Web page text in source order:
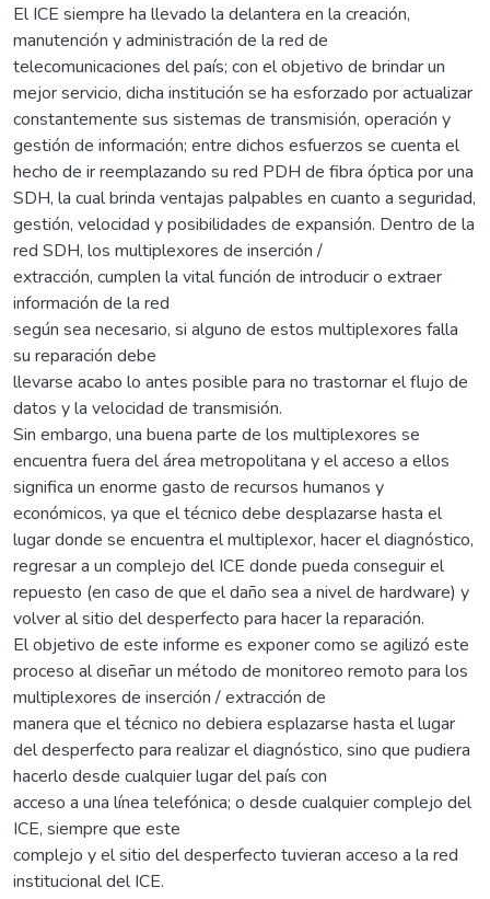
El ICE siempre ha llevado la delantera en la creación,
manutención y administración de la red de
telecomunicaciones del país; con el objetivo de brindar un
mejor servicio, dicha institución se ha esforzado por actualizar
constantemente sus sistemas de transmisión, operación y
gestión de información; entre dichos esfuerzos se cuenta el
hecho de ir reemplazando su red PDH de fibra óptica por una
SDH, la cual brinda ventajas palpables en cuanto a seguridad,
gestión, velocidad y posibilidades de expansión. Dentro de la
red SDH, los multiplexores de inserción /
extracción, cumplen la vital función de introducir o extraer
información de la red
según sea necesario, si alguno de estos multiplexores falla
su reparación debe
llevarse acabo lo antes posible para no trastornar el flujo de
datos y la velocidad de transmisión.
Sin embargo, una buena parte de los multiplexores se
encuentra fuera del área metropolitana y el acceso a ellos
significa un enorme gasto de recursos humanos y
económicos, ya que el técnico debe desplazarse hasta el
lugar donde se encuentra el multiplexor, hacer el diagnóstico,
regresar a un complejo del ICE donde pueda conseguir el
repuesto (en caso de que el daño sea a nivel de hardware) y
volver al sitio del desperfecto para hacer la reparación.
El objetivo de este informe es exponer como se agilizó este
proceso al diseñar un método de monitoreo remoto para los
multiplexores de inserción / extracción de
manera que el técnico no debiera esplazarse hasta el lugar
del desperfecto para realizar el diagnóstico, sino que pudiera
hacerlo desde cualquier lugar del país con
acceso a una línea telefónica; o desde cualquier complejo del
ICE, siempre que este
complejo y el sitio del desperfecto tuvieran acceso a la red
institucional del ICE.